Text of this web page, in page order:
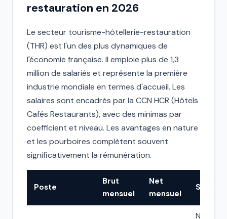
restauration en 2026
Le secteur tourisme-hôtellerie-restauration
(THR) est l'un des plus dynamiques de
l'économie française. Il emploie plus de 1,3
million de salariés et représente la première
industrie mondiale en termes d'accueil. Les
salaires sont encadrés par la CCN HCR (Hôtels
Cafés Restaurants), avec des minimas par
coefficient et niveau. Les avantages en nature
et les pourboires complètent souvent
significativement la rémunération.
Poste
Brut
mensuel
Net
mensuel
Statut
Non-